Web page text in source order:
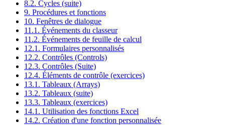
8.2. Cycles (suite)
9. Procédures et fonctions
10. Fenêtres de dialogue
11.1. Événements du classeur
11.2. Événements de feuille de calcul
12.1. Formulaires personnalisés
12.2. Contrôles (Controls)
12.3. Contrôles (Suite)
12.4. Éléments de contrôle (exercices)
13.1. Tableaux (Arrays)
13.2. Tableaux (suite)
13.3. Tableaux (exercices)
14.1. Utilisation des fonctions Excel
14.2. Création d'une fonction personnalisée